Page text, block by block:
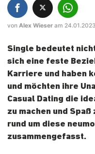
von Alex Wieser am 24.01.2023
Single bedeutet
sich eine feste
Karriere und haben
und möchten ihre
Casual Dating die
zu machen und Spaß
rund um diese
zusammengefasst.